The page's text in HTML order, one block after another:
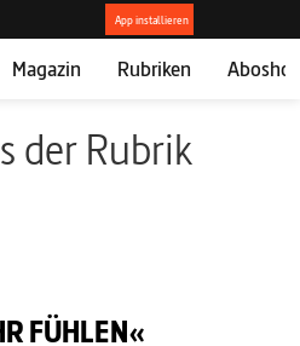
Magazin Rubriken
der Rubrik
FÜHLEN«